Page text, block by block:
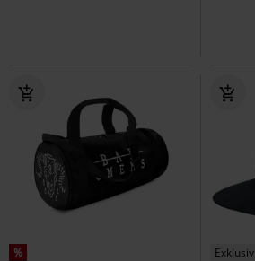
% Exklusiv